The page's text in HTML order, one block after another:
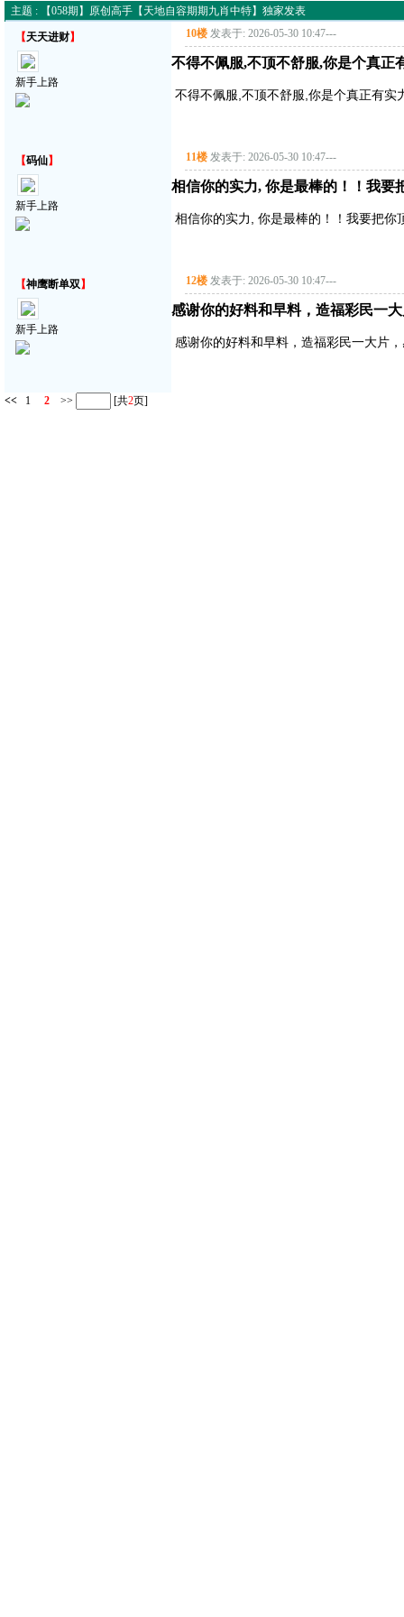
主题 : 【058期】原创高手【天地自容期期九肖中特】独家发表
【天天进财】
新手上路
10楼 发表于: 2026-05-30 10:47---
不得不佩服,不顶不舒服,你是个真正
不得不佩服,不顶不舒服,你是个真正有实
【码仙】
新手上路
11楼 发表于: 2026-05-30 10:47---
相信你的实力, 你是最棒的！！我要
相信你的实力, 你是最棒的！！我要把你
【神鹰断单双】
新手上路
12楼 发表于: 2026-05-30 10:47---
感谢你的好料和早料，造福彩民一
感谢你的好料和早料，造福彩民一大片
<< 1 2 >> [共2页]